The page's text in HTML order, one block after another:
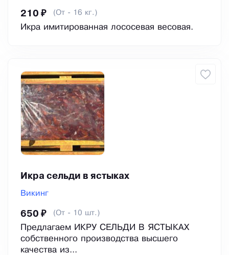
210 ₽ (От - 16 кг.)
Икра имитированная лососевая весовая.
Икра сельди в ястыках
Викинг
650 ₽ (От - 10 шт.)
Предлагаем ИКРУ СЕЛЬДИ В ЯСТЫКАХ
собственного производства высшего
качества из...